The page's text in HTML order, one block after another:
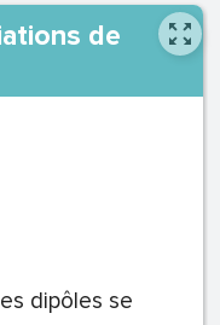
de
dipôles se